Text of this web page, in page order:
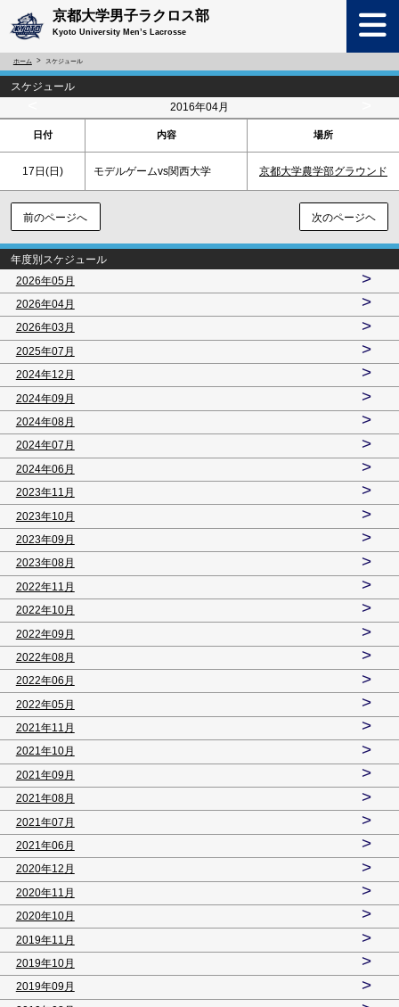
京都大学男子ラクロス部
Kyoto University Men’s Lacrosse
ホーム スケジュール
スケジュール
2016年04月
日付 内容 場所
17日(日) モデルゲームvs関西大学 京都大学農学部グラウンド
前のページへ 次のページヘ
年度別スケジュール
2026年05月
>
2026年04月 >
2026年03月 >
2025年07月 >
2024年12月 >
2024年09月 >
2024年08月 >
2024年07月 >
2024年06月 >
2023年11月 >
2023年10月 >
2023年09月 >
2023年08月 >
2022年11月 >
2022年10月 >
2022年09月 >
2022年08月 >
2022年06月 >
2022年05月 >
2021年11月 >
2021年10月 >
2021年09月 >
2021年08月 >
2021年07月 >
2021年06月 >
2020年12月 >
2020年11月 >
2020年10月 >
2019年11月 >
2019年10月 >
2019年09月 >